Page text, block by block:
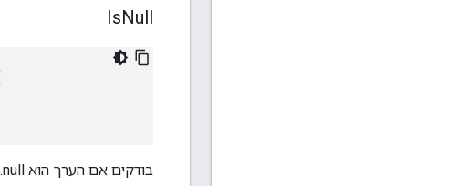
IsNull
בודקים אם הערך הוא null.